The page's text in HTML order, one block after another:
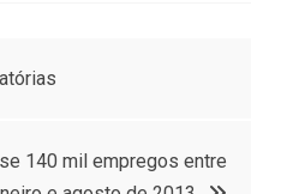
140 mil empregos entre